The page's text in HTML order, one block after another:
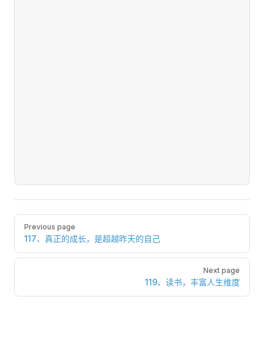
Pager
Previous page
117、真正的成长，是超越昨天的自己
Next page
119、读书，丰富人生维度